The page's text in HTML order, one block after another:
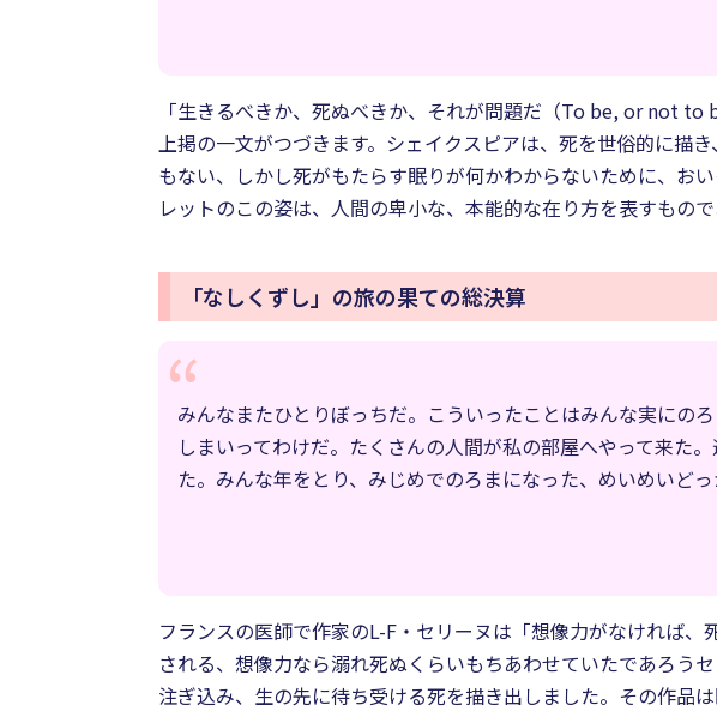
「生きるべきか、死ぬべきか、それが問題だ（To be, or not
上掲の一文がつづきます。シェイクスピアは、死を世俗的に描
もない、しかし死がもたらす眠りが何かわからないために、お
レットのこの姿は、人間の卑小な、本能的な在り方を表すもので
「なしくずし」の旅の果ての総決算
みんなまたひとりぼっちだ。こういったことはみんな実に
しまいってわけだ。たくさんの人間が私の部屋へやって来た
た。みんな年をとり、みじめでのろまになった、めいめいどっ
フランスの医師で作家のL-F・セリーヌは「想像力がなければ
される、想像力なら溺れ死ぬくらいもちあわせていたであろう
注ぎ込み、生の先に待ち受ける死を描き出しました。その作品